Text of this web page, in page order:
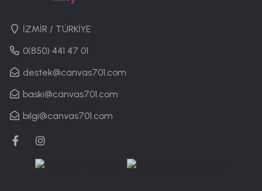
İZMİR / TÜRKİYE
0(850) 441 47 01
destek@canvas701.com
baski@canvas701.com
bilgi@canvas701.com